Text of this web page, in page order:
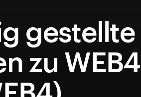
gestellte
zu WEB4